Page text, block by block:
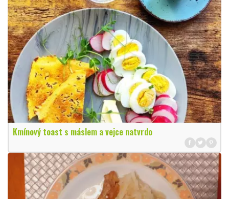
Kmínový toast s máslem a vejce natvrdo